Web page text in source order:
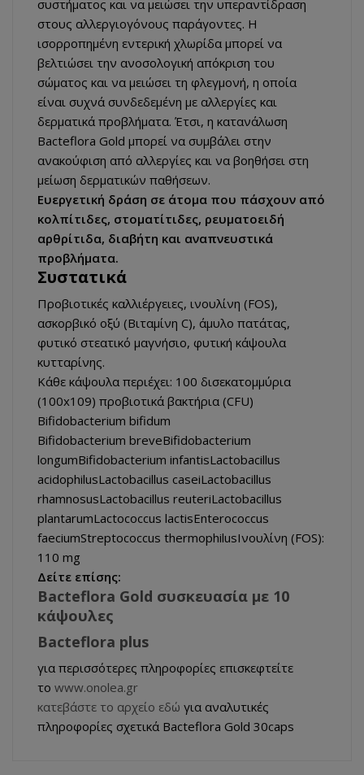
συστήματος και να μειώσει την υπεραντίδραση
στους αλλεργιογόνους παράγοντες. Η
ισορροπημένη εντερική χλωρίδα μπορεί να
βελτιώσει την ανοσολογική απόκριση του
σώματος και να μειώσει τη φλεγμονή, η οποία
είναι συχνά συνδεδεμένη με αλλεργίες και
δερματικά προβλήματα. Έτσι, η κατανάλωση
Bacteflora Gold μπορεί να συμβάλει στην
ανακούφιση από αλλεργίες και να βοηθήσει στη
μείωση δερματικών παθήσεων.
Ευεργετική δράση σε άτομα που πάσχουν από
κολπίτιδες, στοματίτιδες, ρευματοειδή
αρθρίτιδα, διαβήτη και αναπνευστικά
προβλήματα.
Συστατικά
Προβιοτικές καλλιέργειες, ινουλίνη (FOS),
ασκορβικό οξύ (Βιταμίνη C), άμυλο πατάτας,
φυτικό στεατικό μαγνήσιο, φυτική κάψουλα
κυτταρίνης.
Κάθε κάψουλα περιέχει: 100 δισεκατομμύρια
(100x109) προβιοτικά βακτήρια (CFU)
Bifidobacterium bifidum
Bifidobacterium breveBifidobacterium
longumBifidobacterium infantisLactobacillus
acidophilusLactobacillus caseiLactobacillus
rhamnosusLactobacillus reuteriLactobacillus
plantarumLactococcus lactisEnterococcus
faeciumStreptococcus thermophilusΙνουλίνη (FOS):
110 mg
Δείτε επίσης:
Bacteflora Gold συσκευασία με 10
κάψουλες
Bacteflora plus
για περισσότερες πληροφορίες επισκεφτείτε
το www.onolea.gr
κατεβάστε το αρχείο εδώ για αναλυτικές
πληροφορίες σχετικά Bacteflora Gold 30caps